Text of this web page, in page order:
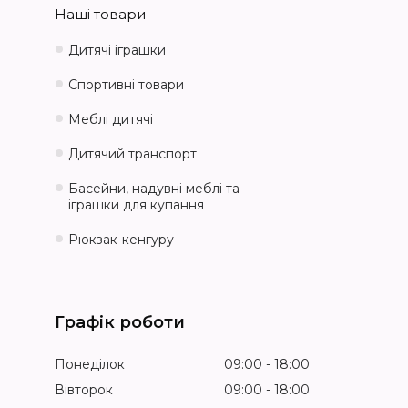
Наші товари
Дитячі іграшки
Спортивні товари
Меблі дитячі
Дитячий транспорт
Басейни, надувні меблі та
іграшки для купання
Рюкзак-кенгуру
Графік роботи
Понеділок 09:00
18:00
Вівторок
09:00
18:00